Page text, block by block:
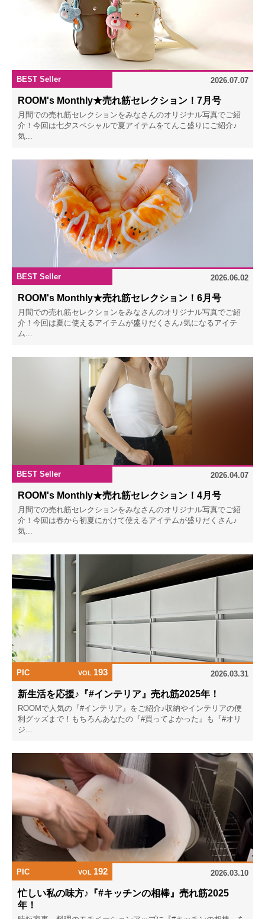
BEST Seller 2026.07.07
ROOM's Monthly★売れ筋セレクション！7月号
月間での売れ筋セレクションをみなさんのオリジナル写真でご紹
介！今回は七夕スペシャルで夏アイテムをてんこ盛りにご紹介♪
気...
BEST Seller 2026.06.02
ROOM's Monthly★売れ筋セレクション！6月号
月間での売れ筋セレクションをみなさんのオリジナル写真でご紹
介！今回は夏に使えるアイテムが盛りだくさん♪気になるアイテ
ム...
BEST Seller 2026.04.07
ROOM's Monthly★売れ筋セレクション！4月号
月間での売れ筋セレクションをみなさんのオリジナル写真でご紹
介！今回は春から初夏にかけて使えるアイテムが盛りだくさん♪
気...
PIC VOL 193 2026.03.31
新生活を応援♪『#インテリア』売れ筋2025年！
ROOMで人気の『#インテリア』をご紹介♪収納やインテリアの便
利グッズまで！もちろんあなたの『#買ってよかった』も『#オリ
ジ...
PIC VOL 192 2026.03.10
忙しい私の味方♪『#キッチンの相棒』売れ筋2025
年！